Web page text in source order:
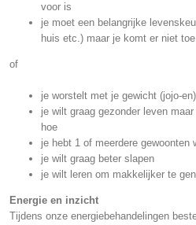
voor is
je moet een belangrijke
huis etc.) maar je komt er niet
of
je worstelt met je gewicht (jojo-en)
je wilt graag gezonder leven
hoe
je hebt 1 of meerdere
je wilt graag beter slapen
je wilt leren om makkelijker te
Energie en inzicht
Tijdens onze energiebehandelingen